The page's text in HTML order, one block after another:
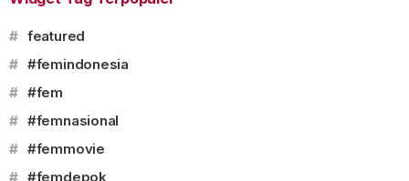
# featured
# #femindonesia
# #fem
# #femnasional
# #femmovie
# #femdepok